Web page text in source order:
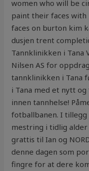
women who will be
paint their faces
faces on burton kim
dusjen trent
Tannklinikken i
Nilsen AS for
tannklinikken i Tana
i Tana med et nytt
innen tannhelse!
fotballbanen. I
mestring i tidlig
grattis til Ian og
denne dagen som
fingre for at dere